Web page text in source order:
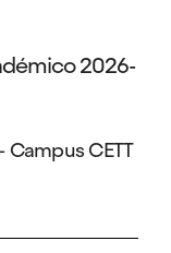
2026-
Campus CETT